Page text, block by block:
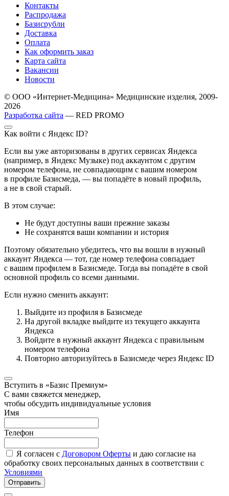
Контакты
Распродажа
Базисрубли
Доставка
Оплата
Как оформить заказ
Карта сайта
Вакансии
Новости
© ООО «Интернет-Медицина» Медицинские изделия, 2009-
2026
Разработка сайта — RED PROMO
Как войти с Яндекс ID?
Если вы уже авторизованы в других сервисах Яндекса
(например, в Яндекс Музыке) под аккаунтом с другим
номером телефона, не совпадающим с вашим номером
в профиле Базисмеда, — вы попадёте в новый профиль,
а не в свой старый.
В этом случае:
Не будут доступны ваши прежние заказы
Не сохранятся ваши компании и история
Поэтому обязательно убедитесь, что вы вошли в нужный
аккаунт Яндекса — тот, где номер телефона совпадает
с вашим профилем в Базисмеде. Тогда вы попадёте в свой
основной профиль со всеми данными.
Если нужно сменить аккаунт:
Выйдите из профиля в Базисмеде
На другой вкладке выйдите из текущего аккаунта
Яндекса
Войдите в нужный аккаунт Яндекса с правильным
номером телефона
Повторно авторизуйтесь в Базисмеде через Яндекс ID
Вступить в «Базис Премиум»
С вами свяжется менеджер,
чтобы обсудить индивидуальные условия
Имя
Телефон
Я согласен с Договором Оферты и даю согласие на
обработку своих персональных данных в соответствии с
Условиями
Отправить